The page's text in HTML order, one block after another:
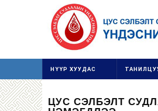
НҮҮР ХУУДАС
ЦУС СЭЛБЭЛТ